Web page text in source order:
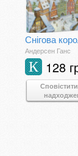
Снігова
Андерсен Ганс
128
К